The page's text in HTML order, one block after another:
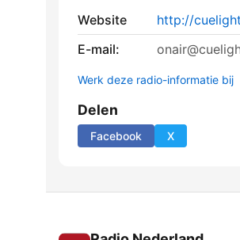
Website
http://
E-mail:
Werk deze radio-informatie bij
Delen
Facebook X